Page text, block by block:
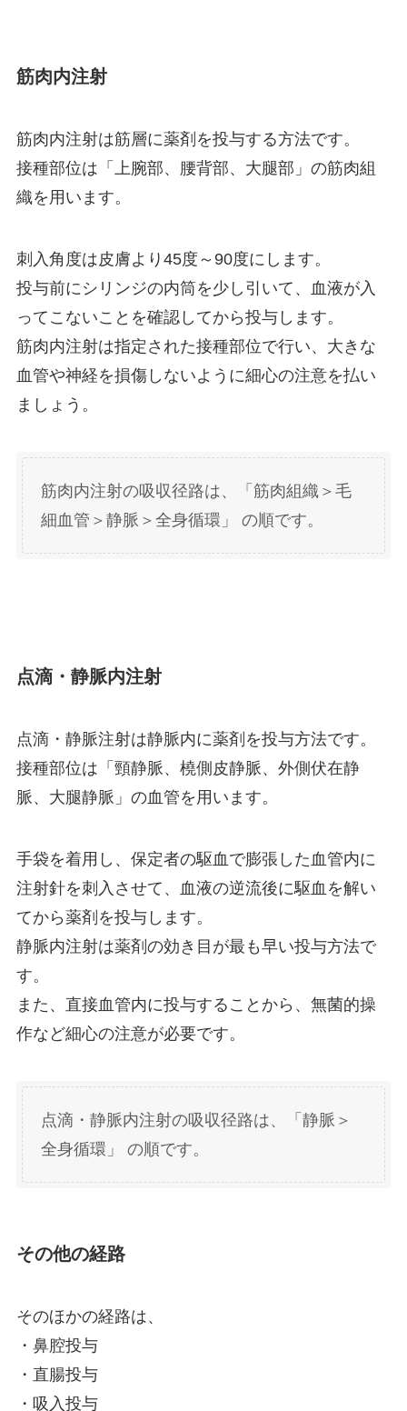
筋肉内注射
筋肉内注射は筋層に薬剤を投与する方法です。
接種部位は「上腕部、腰背部、大腿部」の筋肉組
織を用います。
刺入角度は皮膚より45度～90度にします。
投与前にシリンジの内筒を少し引いて、血液が入
ってこないことを確認してから投与します。
筋肉内注射は指定された接種部位で行い、大きな
血管や神経を損傷しないように細心の注意を払い
ましょう。
筋肉内注射の吸収径路は、「筋肉組織＞毛
細血管＞静脈＞全身循環」 の順です。
点滴・静脈内注射
点滴・静脈注射は静脈内に薬剤を投与方法です。
接種部位は「頸静脈、橈側皮静脈、外側伏在静
脈、大腿静脈」の血管を用います。
手袋を着用し、保定者の駆血で膨張した血管内に
注射針を刺入させて、血液の逆流後に駆血を解い
てから薬剤を投与します。
静脈内注射は薬剤の効き目が最も早い投与方法で
す。
また、直接血管内に投与することから、無菌的操
作など細心の注意が必要です。
点滴・静脈内注射の吸収径路は、「静脈＞
全身循環」 の順です。
その他の経路
そのほかの経路は、
・鼻腔投与
・直腸投与
・吸入投与